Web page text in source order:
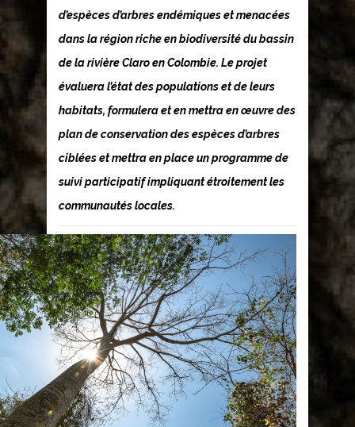
d’espèces d’arbres endémiques et menacées
dans la région riche en biodiversité du bassin
de la rivière Claro en Colombie. Le projet
évaluera l’état des populations et de leurs
habitats, formulera et en mettra en œuvre des
plan de conservation des espèces d’arbres
ciblées et mettra en place un programme de
suivi participatif impliquant étroitement les
communautés locales.